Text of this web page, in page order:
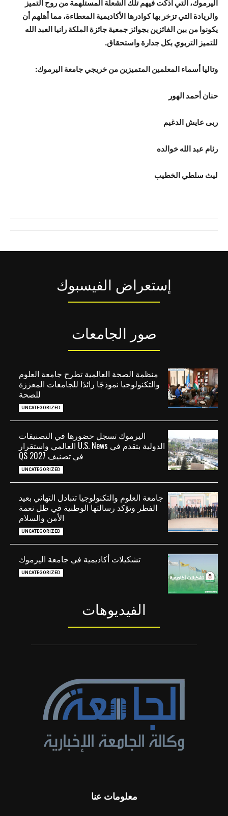
اليرموك، التي أذكت فيهم تلك الشعلة المستلهمة من روح التميز
والريادة التي تزخر بها كوادرها الأكاديمية المعطاءة، مما أهلهم أن
يكونوا من بين الفائزين بجوائز جمعية جائزة الملكة رانيا العبد الله
للتميز التربوي بكل جدارة واستحقاق.
وتاليا أسماء المعلمين المتميزين من خريجي جامعة اليرموك:
حنان أحمد الهور
ربى عايش الدغيم
رئام عبد الله خوالده
ليث سلطي الخطيب
إستعراض الفيسبوك
صور الجامعات
منظمة الصحة العالمية تطرح جامعة العلوم
والتكنولوجيا نموذجًا رائدًا للجامعات المعززة
للصحة
UNCATEGORIZED
اليرموك تسجل حضورها في التصنيفات
الدولية بتقدم في U.S. News العالمي واستقرار
في تصنيف QS 2027
UNCATEGORIZED
جامعة العلوم والتكنولوجيا تتبادل التهاني بعيد
الفطر وتؤكد رسالتها الوطنية في ظل نعمة
الأمن والسلام
UNCATEGORIZED
تشكيلات أكاديمية في جامعة اليرموك
UNCATEGORIZED
الفيديوهات
معلومات عنا